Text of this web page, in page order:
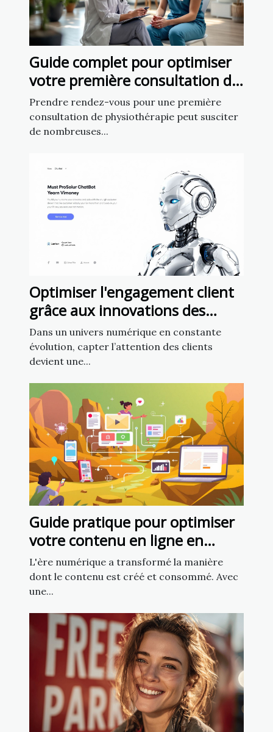
Guide complet pour optimiser
votre première consultation de
physiothérapie
Prendre rendez-vous pour une première
consultation de physiothérapie peut susciter
de nombreuses...
Optimiser l'engagement client
grâce aux innovations des
chatbots en marketing
Dans un univers numérique en constante
évolution, capter l’attention des clients
devient une...
Guide pratique pour optimiser
votre contenu en ligne en
utilisant l'intelligence artificielle
L'ère numérique a transformé la manière
dont le contenu est créé et consommé. Avec
une...